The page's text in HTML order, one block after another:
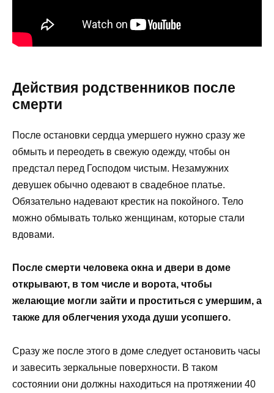
Действия родственников после
смерти
После остановки сердца умершего нужно сразу же
обмыть и переодеть в свежую одежду, чтобы он
предстал перед Господом чистым. Незамужних
девушек обычно одевают в свадебное платье.
Обязательно надевают крестик на покойного. Тело
можно обмывать только женщинам, которые стали
вдовами.
После смерти человека окна и двери в доме
открывают, в том числе и ворота, чтобы
желающие могли зайти и проститься с умершим, а
также для облегчения ухода души усопшего.
Сразу же после этого в доме следует остановить часы
и завесить зеркальные поверхности. В таком
состоянии они должны находиться на протяжении 40